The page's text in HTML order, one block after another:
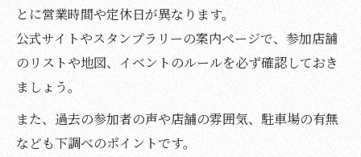
り方
焼肉とラーメン店を組み合わせたルート設
計法
口コミを参考に焼肉巡りの失敗を防ぐ方法
焼肉巡りに最適な店舗の下調べポイント
とに営業時間や定休日が異なります。
公式サイトやスタンプラリーの案内ページで、参加店舗
のリストや地図、イベントのルールを必ず確認しておき
ましょう。
また、過去の参加者の声や店舗の雰囲気、駐車場の有無
なども下調べのポイントです。